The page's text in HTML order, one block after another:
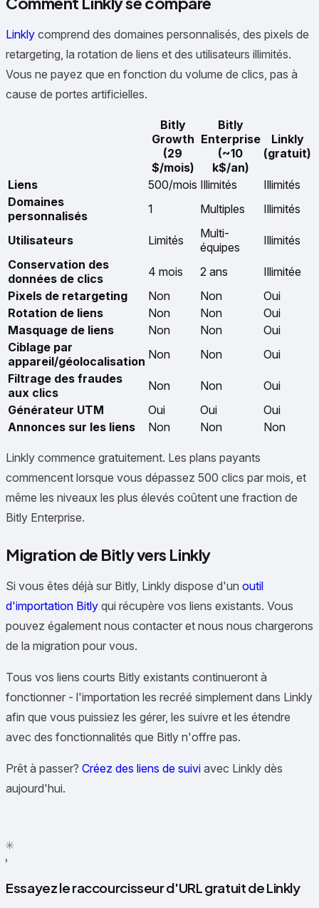
Linkly comprend des domaines personnalisés, des pixels de
retargeting, la rotation de liens et des utilisateurs illimités.
Vous ne payez que en fonction du volume de clics, pas à
cause de portes artificielles.
Bitly
Growth
(29
$/mois)
Bitly
Enterprise
(~10
k$/an)
Linkly
(gratuit)
Liens 500/mois Illimités
Illimités
Domaines
personnalisés
1 Multiples Illimités
Utilisateurs Limités
Multi-
équipes
Illimités
Conservation des
données de clics
4 mois 2 ans
Illimitée
Pixels de retargeting
Non Non
Oui
Rotation de liens
Non Non
Oui
Masquage de liens
Non Non
Oui
Ciblage par
appareil/géolocalisation Non Non
Oui
Filtrage des fraudes
aux clics
Non Non
Oui
Générateur UTM
Oui Oui
Oui
Annonces sur les liens
Non Non Non
Linkly commence gratuitement. Les plans payants
commencent lorsque vous dépassez 500 clics par mois, et
même les niveaux les plus élevés coûtent une fraction de
Bitly Enterprise.
Migration de Bitly vers Linkly
Si vous êtes déjà sur Bitly, Linkly dispose d'un outil
d'importation Bitly qui récupère vos liens existants. Vous
pouvez également nous contacter et nous nous chargerons
de la migration pour vous.
Tous vos liens courts Bitly existants continueront à
fonctionner - l'importation les recréé simplement dans Linkly
afin que vous puissiez les gérer, les suivre et les étendre
avec des fonctionnalités que Bitly n'offre pas.
Prêt à passer? Créez des liens de suivi avec Linkly dès
aujourd'hui.
●
Essayez le raccourcisseur d'URL gratuit de Linkly